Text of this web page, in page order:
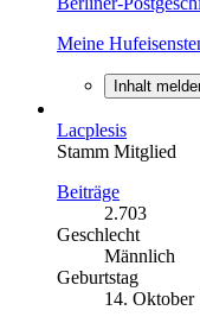
Meine
Inhalt
Lacplesis
Stamm Mitglied
Beiträge
2.703
Geschlecht
Männlich
Geburtstag
14. Oktober